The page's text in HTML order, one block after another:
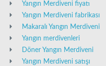
Yangın Merdiveni fiyatı
Yangın Merdiveni fabrikası
Makaralı Yangın Merdiveni
Yangın merdivenleri
Döner Yangın Merdiveni
Yangın Merdiveni satışı